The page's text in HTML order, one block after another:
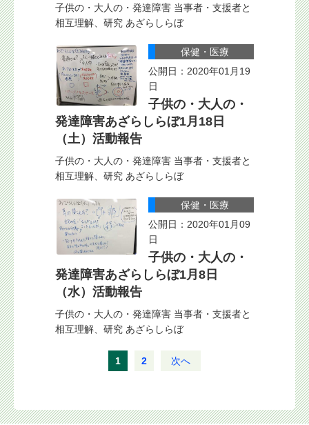
子供の・大人の・発達障害 当事者・支援者と
相互理解、研究 あざらしらぼ
保健・医療
公開日：2020年01月19
日
子供の・大人の・
発達障害あざらしらぼ1月18日
（土）活動報告
子供の・大人の・発達障害 当事者・支援者と
相互理解、研究 あざらしらぼ
保健・医療
公開日：2020年01月09
日
子供の・大人の・
発達障害あざらしらぼ1月8日
（水）活動報告
子供の・大人の・発達障害 当事者・支援者と
相互理解、研究 あざらしらぼ
1 2 次へ